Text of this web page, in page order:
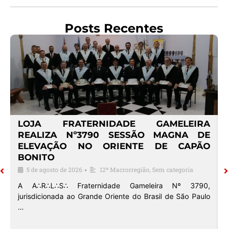
Posts Recentes
LOJA FRATERNIDADE GAMELEIRA
REALIZA Nº3790 SESSÃO MAGNA DE
ELEVAÇÃO NO ORIENTE DE CAPÃO
BONITO
5 de agosto de 2026 • 12ª Macrorregião Sem categoria
A A∴R∴L∴S∴ Fraternidade Gameleira Nº 3790,
jurisdicionada ao Grande Oriente do Brasil de São Paulo
…